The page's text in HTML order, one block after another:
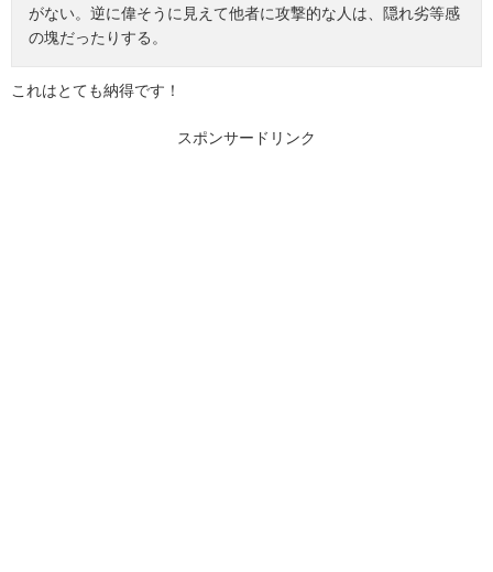
がない。逆に偉そうに見えて他者に攻撃的な人は、隠れ劣等感
の塊だったりする。
これはとても納得です！
スポンサードリンク